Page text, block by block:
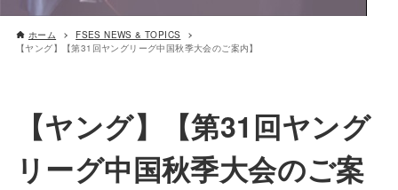
ホーム
FSES NEWS & TOPICS
【ヤング】【第31回ヤングリーグ中国秋季大会のご案内】
【ヤング】【第31回ヤング
リーグ中国秋季大会のご案